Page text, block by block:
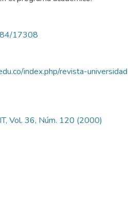
17308
index.php/revista-
Vol. 36, Núm. 120 (2000)